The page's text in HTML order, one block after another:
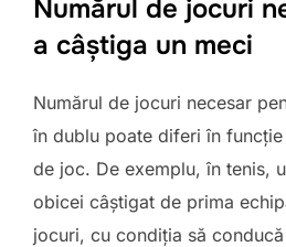
Numărul de jocuri
a câștiga un meci
Numărul de jocuri necesar
în dublu poate diferi în
de joc. De exemplu, în tenis,
obicei câștigat de prima
jocuri, cu condiția să